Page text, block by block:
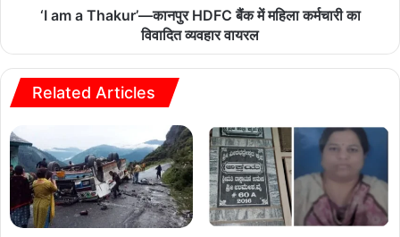
‘I am a Thakur’—कानपुर HDFC बैंक में महिला कर्मचारी का
विवादित व्यवहार वायरल
Related Articles